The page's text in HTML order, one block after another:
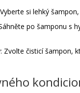
si lehký
po šamponu s
Zvolte čisticí šampon,